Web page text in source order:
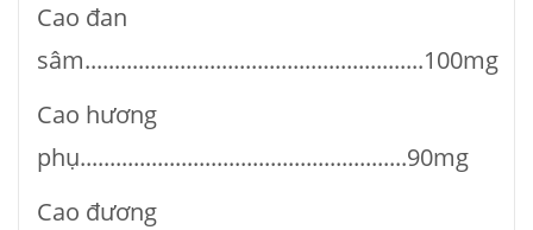
Cao đan
sâm.........................................................100mg
Cao hương
phụ.......................................................90mg
Cao đương